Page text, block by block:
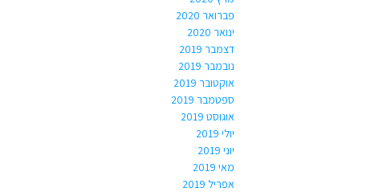
פברואר 2020
ינואר 2020
דצמבר 2019
נובמבר 2019
אוקטובר 2019
ספטמבר 2019
אוגוסט 2019
יולי 2019
יוני 2019
מאי 2019
אפריל 2019